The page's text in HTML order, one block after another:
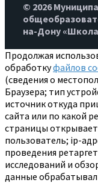
© 2026
на-Дону
Продолжая
обработкуфайлов
(сведения о
Браузера; тип
источник откуда
сайта или по какой
страницы
пользователь; ip-
проведения
исследований и
данные